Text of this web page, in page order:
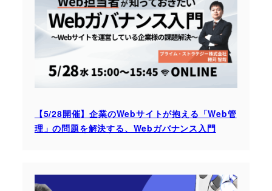
【5/28開催】企業のWebサイトが抱える「Web管
理」の問題を解決する、Webガバナンス入門